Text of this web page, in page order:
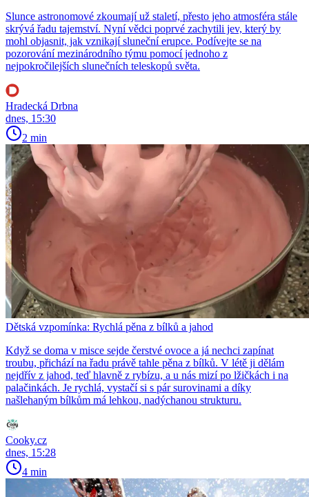
Slunce astronomové zkoumají už staletí, přesto jeho atmosféra stále
skrývá řadu tajemství. Nyní vědci poprvé zachytili jev, který by
mohl objasnit, jak vznikají sluneční erupce. Podívejte se na
pozorování mezinárodního týmu pomocí jednoho z
nejpokročilejších slunečních teleskopů světa.
Hradecká Drbna
dnes, 15:30
2 min
Dětská vzpomínka: Rychlá pěna z bílků a jahod
Když se doma v misce sejde čerstvé ovoce a já nechci zapínat
troubu, přichází na řadu právě tahle pěna z bílků. V létě ji dělám
nejdřív z jahod, teď hlavně z rybízu, a u nás mizí po lžičkách i na
palačinkách. Je rychlá, vystačí si s pár surovinami a díky
našlehaným bílkům má lehkou, nadýchanou strukturu.
Cooky.cz
dnes, 15:28
4 min